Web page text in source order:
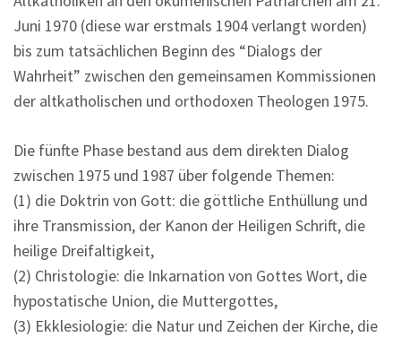
Juni 1970 (diese war erstmals 1904 verlangt worden)
bis zum tatsächlichen Beginn des “Dialogs der
Wahrheit” zwischen den gemeinsamen Kommissionen
der altkatholischen und orthodoxen Theologen 1975.
Die fünfte Phase bestand aus dem direkten Dialog
zwischen 1975 und 1987 über folgende Themen:
(1) die Doktrin von Gott: die göttliche Enthüllung und
ihre Transmission, der Kanon der Heiligen Schrift, die
heilige Dreifaltigkeit,
(2) Christologie: die Inkarnation von Gottes Wort, die
hypostatische Union, die Muttergottes,
(3) Ekklesiologie: die Natur und Zeichen der Kirche, die